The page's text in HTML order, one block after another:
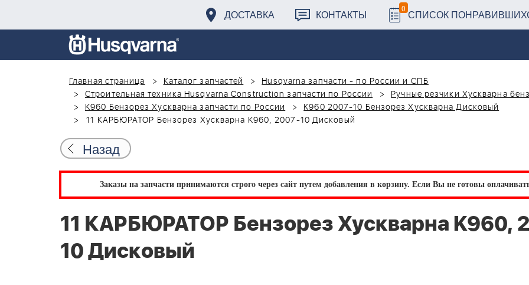
ДОСТАВКА КОНТАКТЫ 0 СПИСОК
Главная страница
Каталог запчастей
Husqvarna запчасти - по России и СПБ
Строительная техника Husqvarna Construction запчасти по России
Ручные резчики Хускварна
K960 Бензорез Хускварна запчасти по России
K960 2007-10 Бензорез Хускварна Дисковый
11 КАРБЮРАТОР Бензорез Хускварна K960, 2007-10 Дисковый
Назад
Заказы на запчасти принимаются строго через сайт путем добавления в корзину. Если Вы не готовы
11 КАРБЮРАТОР Бензорез Хускварна K960,
10 Дисковый